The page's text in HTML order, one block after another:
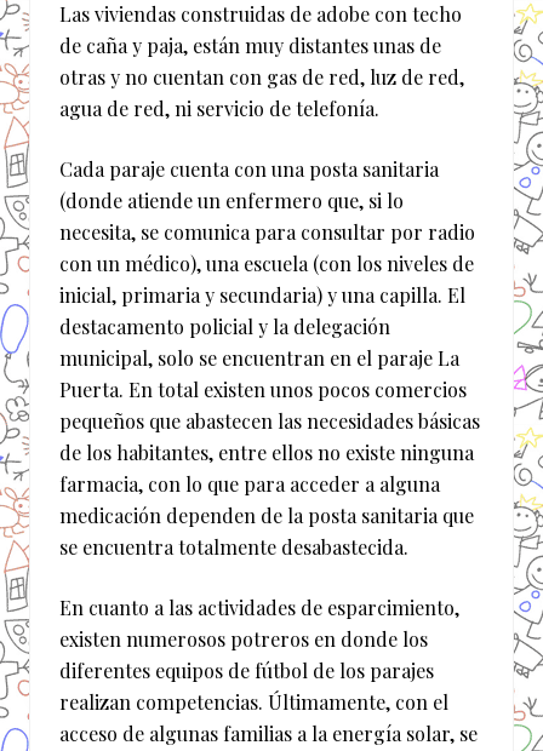
Las viviendas construidas de adobe con techo
de caña y paja, están muy distantes unas de
otras y no cuentan con gas de red, luz de red,
agua de red, ni servicio de telefonía.
Cada paraje cuenta con una posta sanitaria
(donde atiende un enfermero que, si lo
necesita, se comunica para consultar por radio
con un médico), una escuela (con los niveles de
inicial, primaria y secundaria) y una capilla. El
destacamento policial y la delegación
municipal, solo se encuentran en el paraje La
Puerta. En total existen unos pocos comercios
pequeños que abastecen las necesidades básicas
de los habitantes, entre ellos no existe ninguna
farmacia, con lo que para acceder a alguna
medicación dependen de la posta sanitaria que
se encuentra totalmente desabastecida.
En cuanto a las actividades de esparcimiento,
existen numerosos potreros en donde los
diferentes equipos de fútbol de los parajes
realizan competencias. Últimamente, con el
acceso de algunas familias a la energía solar, se